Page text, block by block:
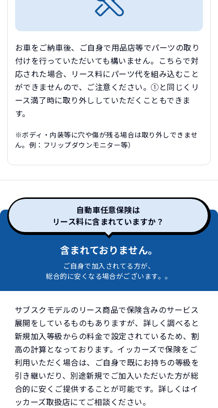
お車をご納車後、ご自身で用品店等でパーツの取り
付けを行っていただいても構いません。こちらで対
応された場合、リース料にパーツ代を組み込むこと
ができませんので、ご注意ください。①と同じくリ
ース満了時に取り外ししていただくこともできま
す。
※ボディ・内装等に穴や傷が残る場合は取り外しできませ
ん。例：フリップダウンモニター等）
自動車任意保険は
リース料に含まれていますか？
含まれておりません。
ご自身で加入されてる方が、
総合的に安くなる場合がございます。。
サブスクモデルのリース商品で保険含みのサービス
展開をしているものもありますが、 詳しく調べると
新規加入等級からの料金で設定されているため、割
高の計算となっております。 イッカーズで保険をご
利用いただく場合は、ご自身で既にお持ちの等級を
引き継いだり、別途新規でご加入いただいた方が総
合的に安くご提供することが可能です。 詳しくはイ
ッカーズ取扱店にてご相談ください。